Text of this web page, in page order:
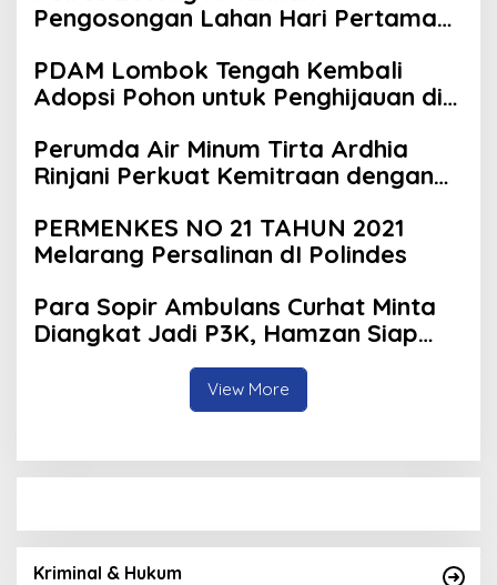
Pengosongan Lahan Hari Pertama
PDAM Lombok Tengah Kembali
Adopsi Pohon untuk Penghijauan di
Perumda Air Minum Tirta Ardhia
Rinjani Perkuat Kemitraan dengan
PERMENKES NO 21 TAHUN 2021
Melarang Persalinan dI Polindes
Para Sopir Ambulans Curhat Minta
Diangkat Jadi P3K, Hamzan Siap
View More
Kriminal & Hukum